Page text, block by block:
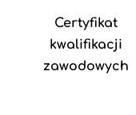
Certyfikat
kwalifikacji
zawodowych